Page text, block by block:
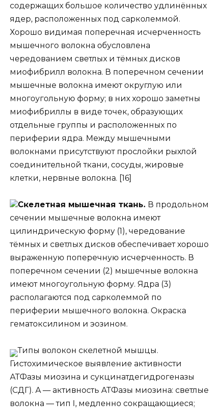
содержащих большое количество удлинённых
ядер, расположенных под сарколеммой.
Хорошо видимая поперечная исчерченность
мышечного волокна обусловлена
чередованием светлых и тёмных дисков
миофибрилл волокна. В поперечном сечении
мышечные волокна имеют округлую или
многоугольную форму; в них хорошо заметны
миофибриллы в виде точек, образующих
отдельные группы и расположенных по
периферии ядра. Между мышечными
волокнами присутствуют прослойки рыхлой
соединительной ткани, сосуды, жировые
клетки, нервные волокна. [16]
Скелетная мышечная ткань. В продольном
сечении мышечные волокна имеют
цилиндрическую форму (1), чередование
тёмных и светлых дисков обеспечивает хорошо
выраженную поперечную исчерченность. В
поперечном сечении (2) мышечные волокна
имеют многоугольную форму. Ядра (3)
располагаются под сарколеммой по
периферии мышечного волокна. Окраска
гематоксилином и эозином.
Типы волокон скелетной мышцы.
Гистохимическое выявление активности
АТФазы миозина и сукцинатдегидрогеназы
(СДГ). A — активность АТФазы миозина: светлые
волокна — тип I, медленно сокращающиеся;